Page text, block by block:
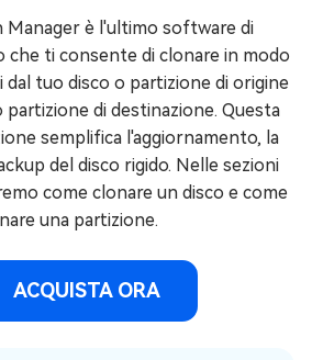
Manager è l'ultimo software di
che ti consente di clonare in modo
dal tuo disco o partizione di origine
partizione di destinazione. Questa
semplifica l'aggiornamento, la
del disco rigido. Nelle sezioni
come clonare un disco e come
una partizione.
ACQUISTA ORA